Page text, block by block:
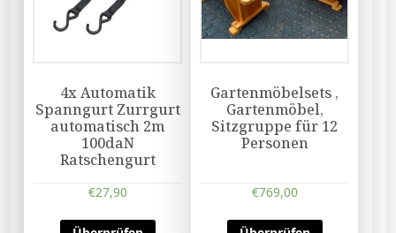
4x Automatik
Spanngurt Zurrgurt
automatisch 2m
100daN
Ratschengurt
€27,90
Gartenmöbelsets ,
Gartenmöbel,
Sitzgruppe für 12
Personen
€769,00